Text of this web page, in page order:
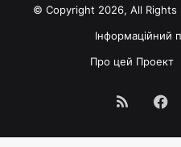
© Copyright 2026, All Rights
Інформаційний
Про цей Проект
RSS